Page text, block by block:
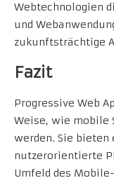
Webtechnologien
und
zukunftsträchtige
Fazit
Progressive Web
Weise, wie mobile
werden. Sie
nutzerorientierte
Umfeld des